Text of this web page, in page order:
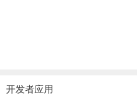
问：火石怎么得到？
开发者应用